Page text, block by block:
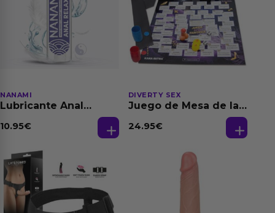
NANAMI
Lubricante Anal
Dilatación Base Agua
10.95€
DIVERTY SEX
Juego de Mesa de las
24.95€